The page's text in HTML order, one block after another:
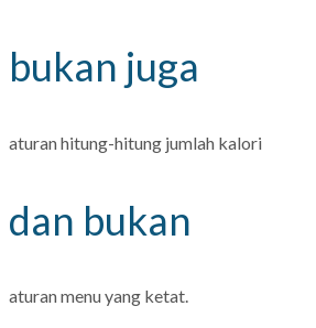
bukan juga
aturan hitung-hitung jumlah kalori
dan bukan
aturan menu yang ketat.